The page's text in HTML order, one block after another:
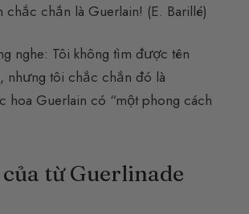
chắn là Guerlain! (E. Barillé)
nghe: Tôi không tìm được tên
nhưng tôi chắc chắn đó là
hoa Guerlain có “một phong cách
từ Guerlinade